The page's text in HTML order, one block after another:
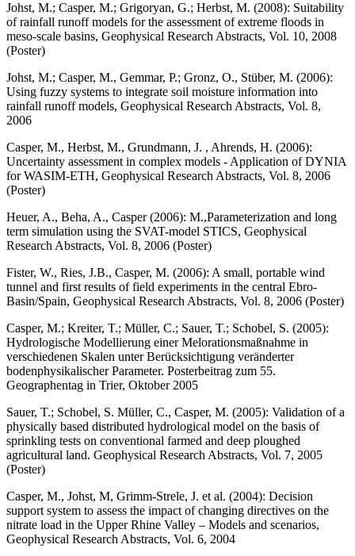
Johst, M.; Casper, M.; Grigoryan, G.; Herbst, M. (2008): Suitability
of rainfall runoff models for the assessment of extreme floods in
meso-scale basins, Geophysical Research Abstracts, Vol. 10, 2008
(Poster)
Johst, M.; Casper, M., Gemmar, P.; Gronz, O., Stüber, M. (2006):
Using fuzzy systems to integrate soil moisture information into
rainfall runoff models, Geophysical Research Abstracts, Vol. 8,
2006
Casper, M., Herbst, M., Grundmann, J. , Ahrends, H. (2006):
Uncertainty assessment in complex models - Application of DYNIA
for WASIM-ETH, Geophysical Research Abstracts, Vol. 8, 2006
(Poster)
Heuer, A., Beha, A., Casper (2006): M.,Parameterization and long
term simulation using the SVAT-model STICS, Geophysical
Research Abstracts, Vol. 8, 2006 (Poster)
Fister, W., Ries, J.B., Casper, M. (2006): A small, portable wind
tunnel and first results of field experiments in the central Ebro-
Basin/Spain, Geo­physical Research Abstracts, Vol. 8, 2006 (Poster)
Casper, M.; Kreiter, T.; Müller, C.; Sauer, T.; Schobel, S. (2005):
Hydrologische Modellierung einer Melorations­maßnahme in
verschiedenen Skalen unter Berück­sichtigung veränderter
bodenphysikalischer Parameter. Posterbeitrag zum 55.
Geographentag in Trier, Oktober 2005
Sauer, T.; Schobel, S. Müller, C., Casper, M. (2005): Validation of a
physically based distributed hydrological model on the basis of
sprinkling tests on conventional farmed and deep ploughed
agricultural land. Geophysical Research Abstracts, Vol. 7, 2005
(Poster)
Casper, M., Johst, M, Grimm-Strele, J. et al. (2004): Decision
support system to assess the impact of changing directives on the
nitrate load in the Upper Rhine Valley – Models and scenarios,
Geophysical Research Abstracts, Vol. 6, 2004